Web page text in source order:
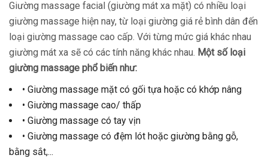
Giường massage facial (giường mát xa mặt) có nhiều loại
giường massage hiện nay, từ loại giường giá rẻ bình dân đến
loại giường massage cao cấp. Với từng mức giá khác nhau
giường mát xa sẽ có các tính năng khác nhau. Một số loại
giường massage phổ biến như:
• Giường massage mặt có gối tựa hoặc có khớp nâng
• Giường massage cao/ thấp
• Giường massage có tay vịn
• Giường massage có đệm lót hoặc giường bằng gỗ,
bằng sắt,...